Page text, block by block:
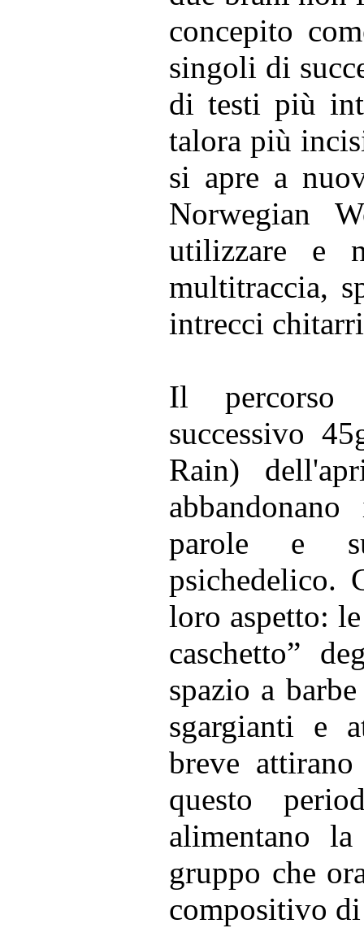
concepito
singoli di
di testi più
talora più
si apre a
Norwegian
utilizzare e
multitraccia,
intrecci
Il percorso
successivo
Rain)
parole e
psichedelico.
loro aspetto:
caschetto”
spazio a
sgargianti e
breve
questo
alimentano
gruppo che
compositivo